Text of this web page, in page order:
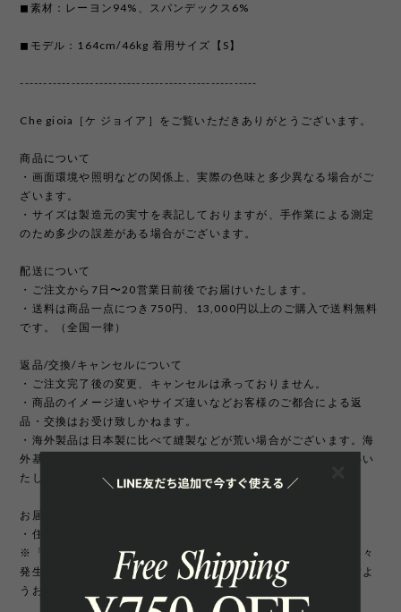
◼︎素材：レーヨン94%、スパンデックス6%
◼︎モデル：164cm/46kg 着用サイズ【S】
---------------------------------------------------
Che gioia［ケ ジョイア］をご覧いただきありがとうございます。
商品について
・画面環境や照明などの関係上、実際の色味と多少異なる場合がご
ざいます。
・サイズは製造元の実寸を表記しておりますが、手作業による測定
のため多少の誤差がある場合がございます。
配送について
・ご注文から7日〜20営業日前後でお届けいたします。
・送料は商品一点につき750円、13,000円以上のご購入で送料無料
です。（全国一律）
返品/交換/キャンセルについて
・ご注文完了後の変更、キャンセルは承っておりません。
・商品のイメージ違いやサイズ違いなどお客様のご都合による返
品・交換はお受け致しかねます。
・海外製品は日本製に比べて縫製などが荒い場合がございます。海
外基準では返品対象になりませんのでご理解頂けますようお願いい
たします。
お届け先について
・住所変更には追加手数料が発生いたします。
※「町名・丁目番地・部屋番号」の住所不備による配送遅延が多々
発生しております。宛先を十分にご確認の上ご注文いただきますよ
うお願いいたします。